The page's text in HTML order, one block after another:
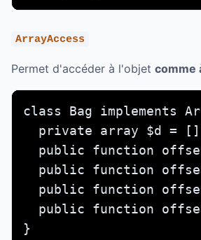
ArrayAccess
Permet d'accéder à l'objet comme
class Bag implements
private array $d =
public function
public function
public function
public function
}